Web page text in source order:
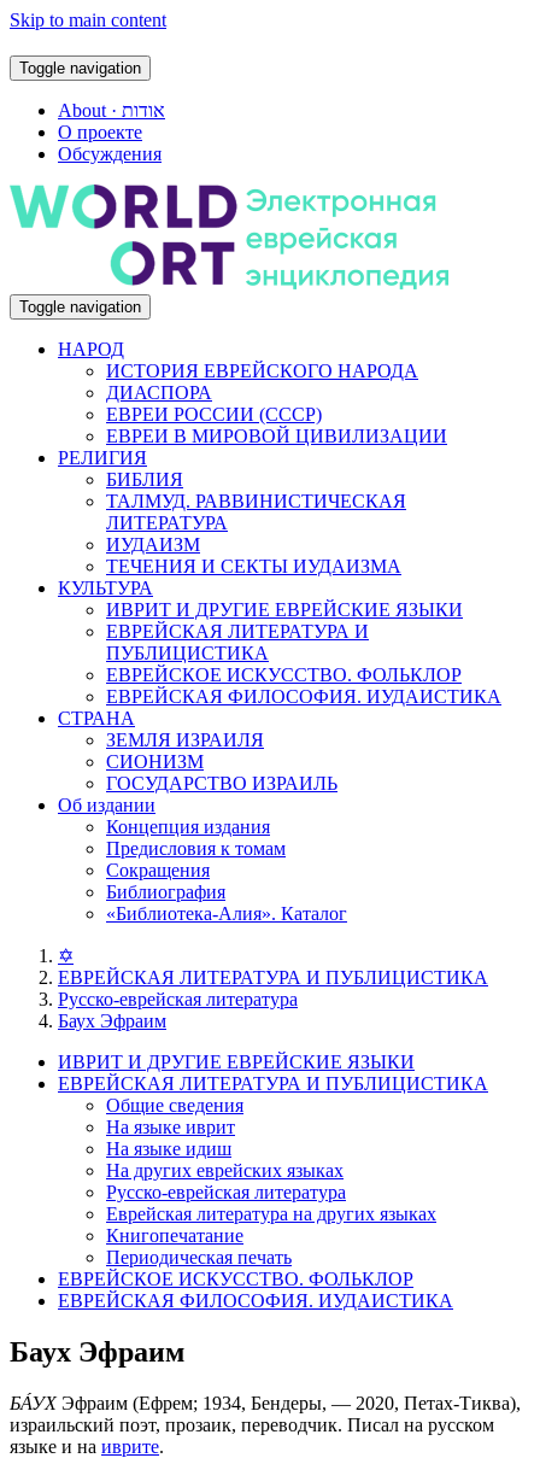
Skip to main content
Toggle navigation
About · אודות
О проекте
Обсуждения
Toggle navigation
НАРОД
ИСТОРИЯ ЕВРЕЙСКОГО НАРОДА
ДИАСПОРА
ЕВРЕИ РОССИИ (СССР)
ЕВРЕИ В МИРОВОЙ ЦИВИЛИЗАЦИИ
РЕЛИГИЯ
БИБЛИЯ
ТАЛМУД. РАВВИНИСТИЧЕСКАЯ
ЛИТЕРАТУРА
ИУДАИЗМ
ТЕЧЕНИЯ И СЕКТЫ ИУДАИЗМА
КУЛЬТУРА
ИВРИТ И ДРУГИЕ ЕВРЕЙСКИЕ ЯЗЫКИ
ЕВРЕЙСКАЯ ЛИТЕРАТУРА И
ПУБЛИЦИСТИКА
ЕВРЕЙСКОЕ ИСКУССТВО. ФОЛЬКЛОР
ЕВРЕЙСКАЯ ФИЛОСОФИЯ. ИУДАИСТИКА
СТРАНА
ЗЕМЛЯ ИЗРАИЛЯ
СИОНИЗМ
ГОСУДАРСТВО ИЗРАИЛЬ
Об издании
Концепция издания
Предисловия к томам
Сокращения
Библиография
«Библиотека-Алия». Каталог
✡
ЕВРЕЙСКАЯ ЛИТЕРАТУРА И ПУБЛИЦИСТИКА
Русско-еврейская литература
Баух Эфраим
ИВРИТ И ДРУГИЕ ЕВРЕЙСКИЕ ЯЗЫКИ
ЕВРЕЙСКАЯ ЛИТЕРАТУРА И ПУБЛИЦИСТИКА
Общие сведения
На языке иврит
На языке идиш
На других еврейских языках
Русско-еврейская литература
Еврейская литература на других языках
Книгопечатание
Периодическая печать
ЕВРЕЙСКОЕ ИСКУССТВО. ФОЛЬКЛОР
ЕВРЕЙСКАЯ ФИЛОСОФИЯ. ИУДАИСТИКА
Баух Эфраим
БА́УХЭфраим (Ефрем; 1934, Бендеры, — 2020, Петах-Тиква),
израильский поэт, прозаик, переводчик. Писал на русском
языке и на иврите.